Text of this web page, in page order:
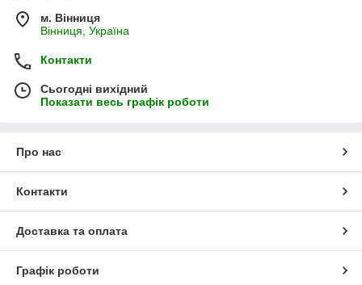
м. Вінниця
Вінниця, Україна
Контакти
Сьогодні вихідний
Показати весь графік роботи
Про нас
Контакти
Доставка та оплата
Графік роботи